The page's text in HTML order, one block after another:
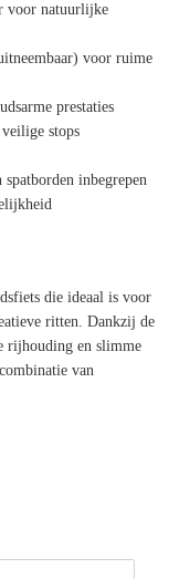
voor natuurlijke
voor ruime
prestaties
stops
inbegrepen
die ideaal is voor
ritten. Dankzij de
rijhouding en slimme
van